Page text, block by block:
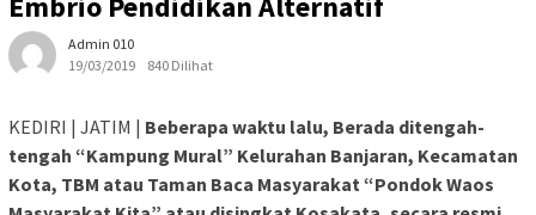
Admin 010
19/03/2019
840 Dilihat
KEDIRI | JATIM | Beberapa waktu lalu, Berada ditengah-
tengah “Kampung Mural” Kelurahan Banjaran, Kecamatan
Kota, TBM atau Taman Baca Masyarakat “Pondok Waos